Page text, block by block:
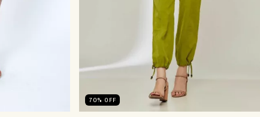
70% OFF